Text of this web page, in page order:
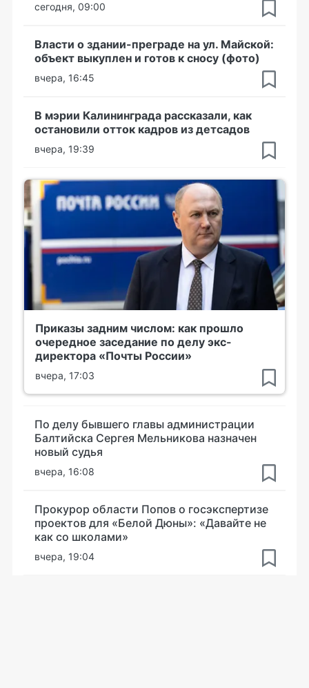
сегодня, 09:00
Власти о здании-преграде на ул. Майской:
объект выкуплен и готов к сносу (фото)
вчера, 16:45
В мэрии Калининграда рассказали, как
остановили отток кадров из детсадов
вчера, 19:39
Приказы задним числом: как прошло
очередное заседание по делу экс-
директора «Почты России»
вчера, 17:03
По делу бывшего главы администрации
Балтийска Сергея Мельникова назначен
новый судья
вчера, 16:08
Прокурор области Попов о госэкспертизе
проектов для «Белой Дюны»: «Давайте не
как со школами»
вчера, 19:04